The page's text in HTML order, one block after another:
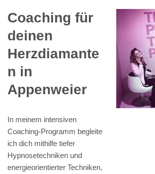
Coaching für
deinen
Herzdiamante
n in
Appenweier
In meinem intensiven
Coaching-Programm begleite
ich dich mithilfe tiefer
Hypnosetechniken und
energieorientierter Techniken,